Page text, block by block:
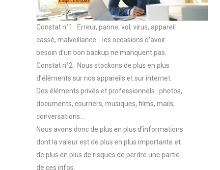
Constat n°1 : Erreur, panne, vol, virus, appareil
cassé, malveillance… les occasions d’avoir
besoin d’un bon backup ne manquent pas.
Constat n°2 : Nous stockons de plus en plus
d’éléments sur nos appareils et sur internet.
Des éléments privés et professionnels : photos,
documents, courriers, musiques, films, mails,
conversations…
Nous avons donc de plus en plus d’informations
dont la valeur est de plus en plus importante et
de plus en plus de risques de perdre une partie
de ces infos.